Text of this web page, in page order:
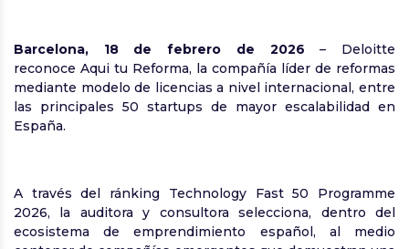
Barcelona, 18 de febrero de 2026 – Deloitte
reconoce Aqui tu Reforma, la compañía líder de reformas
mediante modelo de licencias a nivel internacional, entre
las principales 50 startups de mayor escalabilidad en
España.
A través del ránking Technology Fast 50 Programme
2026, la auditora y consultora selecciona, dentro del
ecosistema de emprendimiento español, al medio